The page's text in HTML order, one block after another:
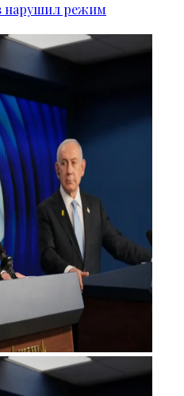
нарушил режим